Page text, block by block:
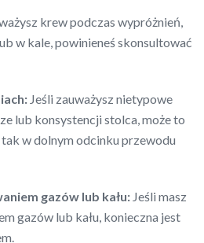
krew podczas wypróżnień,
w kale, powinieneś skonsultować
Jeśli zauważysz nietypowe
lub konsystencji stolca, może to
tak w dolnym odcinku przewodu
gazów lub kału: Jeśli masz
gazów lub kału, konieczna jest